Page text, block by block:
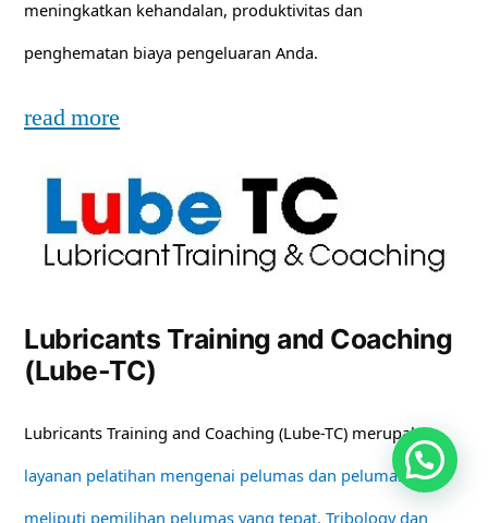
meningkatkan kehandalan, produktivitas dan
penghematan biaya pengeluaran Anda.
read more
Lubricants Training and Coaching
(Lube-TC)
Lubricants Training and Coaching (Lube-TC) merupakan
layanan pelatihan mengenai pelumas dan pelumasan
meliputi pemilihan pelumas yang tepat, Tribology dan